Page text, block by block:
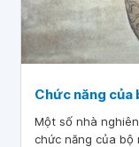
Chức năng của
Một số nhà
chức năng của